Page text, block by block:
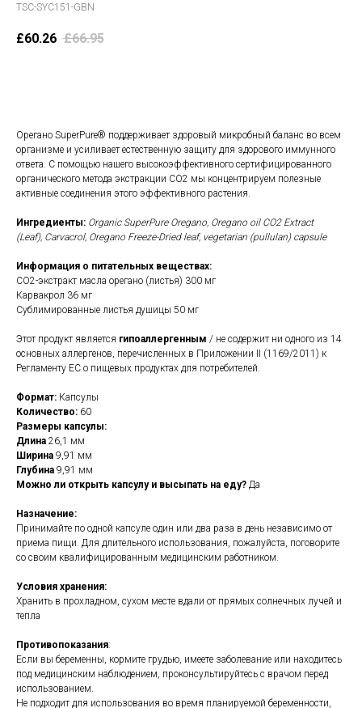
TSC-SYC151-GBN
£60.26 £66.95
Орегано SuperPure® поддерживает здоровый микробный баланс во всем
организме и усиливает естественную защиту для здорового иммунного
ответа. С помощью нашего высокоэффективного сертифицированного
органического метода экстракции CO2 мы концентрируем полезные
активные соединения этого эффективного растения.
Ингредиенты: Organic SuperPure Oregano, Oregano oil CO2 Extract
(Leaf), Carvacrol, Oregano Freeze-Dried leaf, vegetarian (pullulan) capsule
Информация о питательных веществах:
CO2-экстракт масла орегано (листья) 300 мг
Карвакрол 36 мг
Сублимированные листья душицы 50 мг
Этот продукт является гипоаллергенным / не содержит ни одного из 14
основных аллергенов, перечисленных в Приложении II (1169/2011) к
Регламенту ЕС о пищевых продуктах для потребителей.
Формат: Капсулы
Количество: 60
Размеры капсулы:
Длина 26,1 мм
Ширина 9,91 мм
Глубина 9,91 мм
Можно ли открыть капсулу и высыпать на еду? Да
Назначение:
Принимайте по одной капсуле один или два раза в день независимо от
приема пищи. Для длительного использования, пожалуйста, поговорите
со своим квалифицированным медицинским работником.
Условия хранения:
Хранить в прохладном, сухом месте вдали от прямых солнечных лучей и
тепла
Противопоказания:
Если вы беременны, кормите грудью, имеете заболевание или находитесь
под медицинским наблюдением, проконсультируйтесь с врачом перед
использованием.
Не подходит для использования во время планируемой беременности,